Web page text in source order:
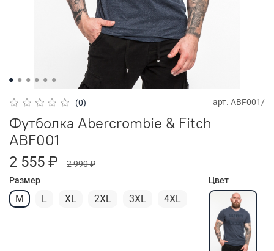
(0) арт. ABF001/
Футболка Abercrombie & Fitch
ABF001
2 555 ₽
2 990 ₽
Размер
M L XL 2XL 3XL 4XL
Цвет